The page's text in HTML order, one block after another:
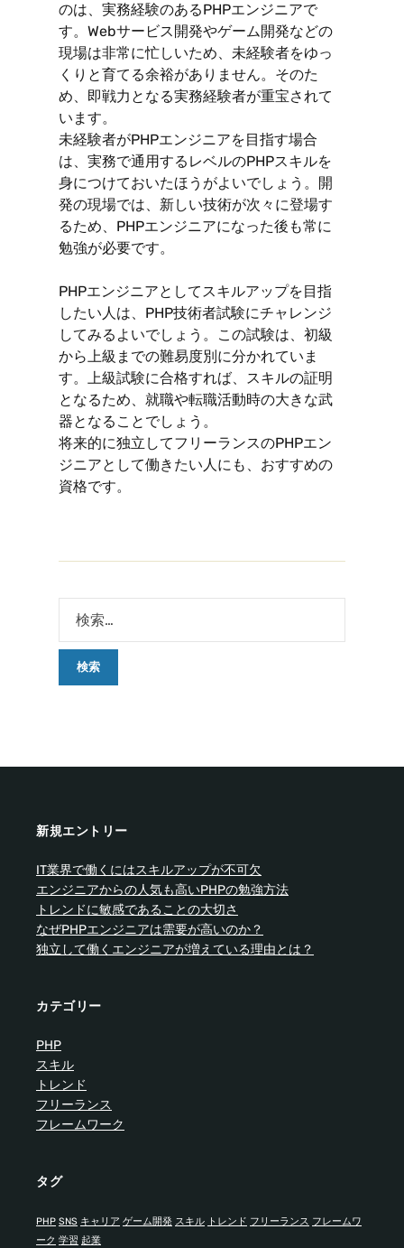
のは、実務経験のあるPHPエンジニアで
す。Webサービス開発やゲーム開発などの
現場は非常に忙しいため、未経験者をゆっ
くりと育てる余裕がありません。そのた
め、即戦力となる実務経験者が重宝されて
います。
未経験者がPHPエンジニアを目指す場合
は、実務で通用するレベルのPHPスキルを
身につけておいたほうがよいでしょう。開
発の現場では、新しい技術が次々に登場す
るため、PHPエンジニアになった後も常に
勉強が必要です。
PHPエンジニアとしてスキルアップを目指
したい人は、PHP技術者試験にチャレンジ
してみるよいでしょう。この試験は、初級
から上級までの難易度別に分かれていま
す。上級試験に合格すれば、スキルの証明
となるため、就職や転職活動時の大きな武
器となることでしょう。
将来的に独立してフリーランスのPHPエン
ジニアとして働きたい人にも、おすすめの
資格です。
新規エントリー
IT業界で働くにはスキルアップが不可欠
エンジニアからの人気も高いPHPの勉強方法
トレンドに敏感であることの大切さ
なぜPHPエンジニアは需要が高いのか？
独立して働くエンジニアが増えている理由とは？
カテゴリー
PHP
スキル
トレンド
フリーランス
フレームワーク
タグ
PHP SNS キャリア ゲーム開発 スキル トレンド フリーランス フレームワ
ーク 学習 起業